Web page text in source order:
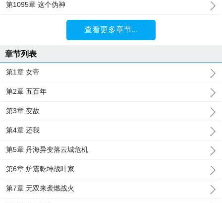
第1095章 这个伪神
查看更多章节...
章节列表
第1章 女帝
第2章 五百年
第3章 变故
第4章 还我
第5章 丹海异变落云城危机
第6章 炉震乾坤战叶家
第7章 无双来袭燃战火